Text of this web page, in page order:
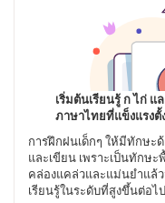
เริ่มต้นเรียนรู้ ก ไก่
ภาษาไทยที่แข็งแรงตั้
การฝึกฝนเด็กๆ ให้มีทักษะ
และเขียน เพราะเป็นทักษ
คล่องแคล่วและแม่นยำแล้
เรียนรู้ในระดับที่สูงขึ้นต่อไป